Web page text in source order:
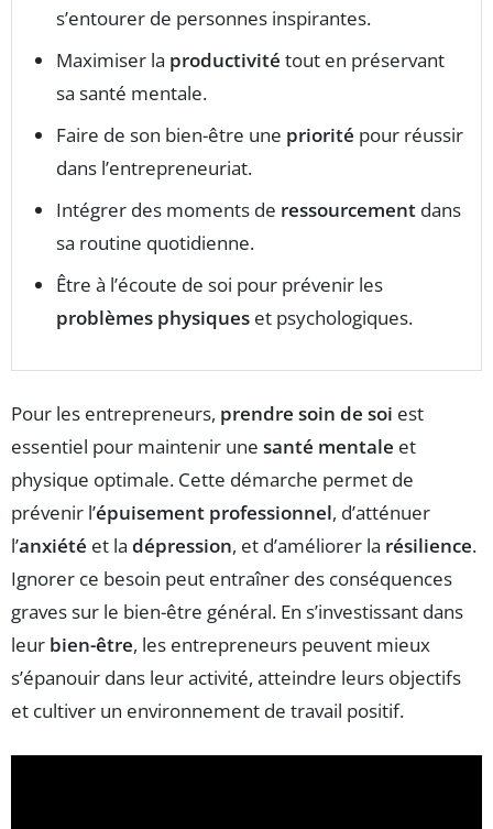
s’entourer de personnes inspirantes.
Maximiser la productivité tout en préservant
sa santé mentale.
Faire de son bien-être une priorité pour réussir
dans l’entrepreneuriat.
Intégrer des moments de ressourcement dans
sa routine quotidienne.
Être à l’écoute de soi pour prévenir les
problèmes physiques et psychologiques.
Pour les entrepreneurs, prendre soin de soi est
essentiel pour maintenir une santé mentale et
physique optimale. Cette démarche permet de
prévenir l’épuisement professionnel, d’atténuer
l’anxiété et la dépression, et d’améliorer la résilience.
Ignorer ce besoin peut entraîner des conséquences
graves sur le bien-être général. En s’investissant dans
leur bien-être, les entrepreneurs peuvent mieux
s’épanouir dans leur activité, atteindre leurs objectifs
et cultiver un environnement de travail positif.